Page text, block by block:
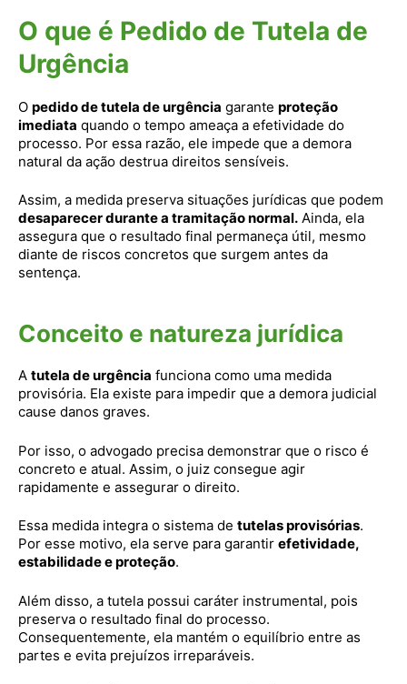
O que é Pedido de Tutela de
Urgência
O pedido de tutela de urgência garante proteção
imediata quando o tempo ameaça a efetividade do
processo. Por essa razão, ele impede que a demora
natural da ação destrua direitos sensíveis.
Assim, a medida preserva situações jurídicas que podem
desaparecer durante a tramitação normal. Ainda, ela
assegura que o resultado final permaneça útil, mesmo
diante de riscos concretos que surgem antes da
sentença.
Conceito e natureza jurídica
A tutela de urgência funciona como uma medida
provisória. Ela existe para impedir que a demora judicial
cause danos graves.
Por isso, o advogado precisa demonstrar que o risco é
concreto e atual. Assim, o juiz consegue agir
rapidamente e assegurar o direito.
Essa medida integra o sistema de tutelas provisórias.
Por esse motivo, ela serve para garantir efetividade,
estabilidade e proteção.
Além disso, a tutela possui caráter instrumental, pois
preserva o resultado final do processo.
Consequentemente, ela mantém o equilíbrio entre as
partes e evita prejuízos irreparáveis.